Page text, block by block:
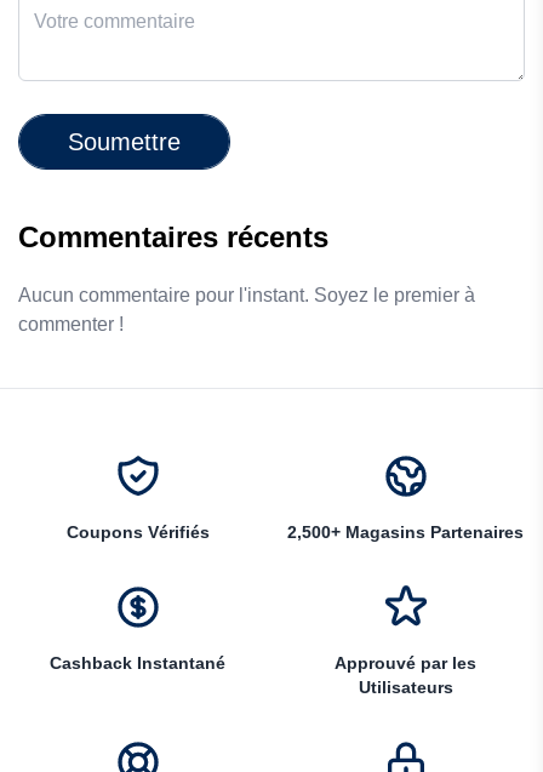
Soumettre
Commentaires récents
Aucun commentaire pour l'instant. Soyez le premier à
commenter !
Coupons Vérifiés 2,500+ Magasins Partenaires
Cashback Instantané
Approuvé par les
Utilisateurs